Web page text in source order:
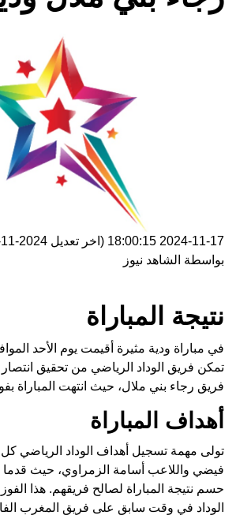
2024-11-17 18:00:15 (اخر تعديل 2024-11-17 18:00:15
بواسطة الشاهد نيوز
نتيجة المباراة
تمكن فريق الوداد الرياضي من تحقيق
فريق رجاء بني ملال، حيث انتهت المباراة بفوز
أهداف المباراة
تولى مهمة تسجيل أهداف الوداد الرياضي
فيضي واللاعب أسامة الزمراوي، حيث قدما
حسم نتيجة المباراة لصالح فريقهم. هذا الفوز
الوداد في وقت سابق على فريق المغرب